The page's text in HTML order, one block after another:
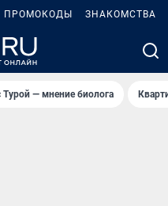
ПРОМОКОДЫ ЗНАКОМСТВА
— мнение биолога